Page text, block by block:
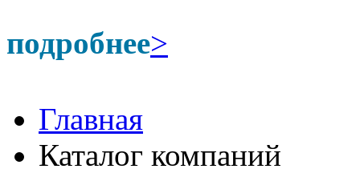
подробнее>
Главная
Каталог компаний